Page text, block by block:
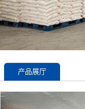
产品展厅